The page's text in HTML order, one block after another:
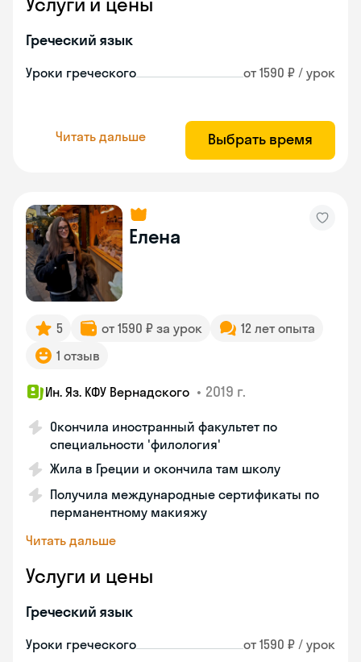
Греческий язык
Уроки греческого от 1590 ₽ / урок
Читать дальше Выбрать время
Елена
5 от 1590 ₽ за урок
12 лет опыта
1 отзыв
Ин. Яз. КФУ Вернадского • 2019 г.
Окончила иностранный факультет по
специальности 'филология'
Жила в Греции и окончила там школу
Получила международные сертификаты по
перманентному макияжу
Читать дальше
Услуги и цены
Греческий язык
Уроки греческого от 1590 ₽ / урок